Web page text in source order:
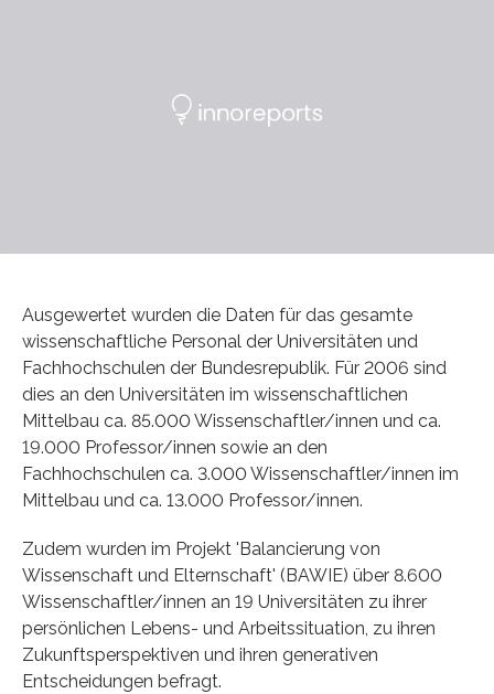
Ausgewertet wurden die Daten für das gesamte
wissenschaftliche Personal der Universitäten und
Fachhochschulen der Bundesrepublik. Für 2006 sind
dies an den Universitäten im wissenschaftlichen
Mittelbau ca. 85.000 Wissenschaftler/innen und ca.
19.000 Professor/innen sowie an den
Fachhochschulen ca. 3.000 Wissenschaftler/innen im
Mittelbau und ca. 13.000 Professor/innen.
Zudem wurden im Projekt 'Balancierung von
Wissenschaft und Elternschaft' (BAWIE) über 8.600
Wissenschaftler/innen an 19 Universitäten zu ihrer
persönlichen Lebens- und Arbeitssituation, zu ihren
Zukunftsperspektiven und ihren generativen
Entscheidungen befragt.